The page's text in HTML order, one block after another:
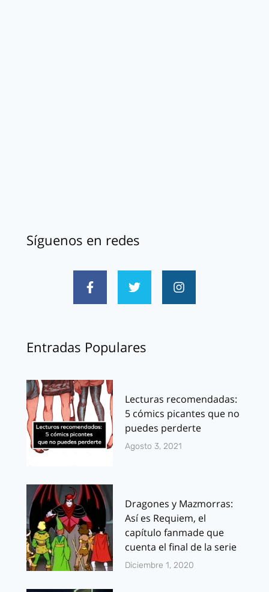
Síguenos en redes
Entradas Populares
Lecturas recomendadas:
5 cómics picantes que no
puedes perderte
Agosto 3, 2021
Dragones y Mazmorras:
Así es Requiem, el
capítulo fanmade que
cuenta el final de la serie
Diciembre 1, 2020